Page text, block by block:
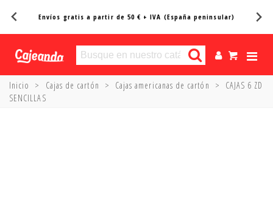
Envíos gratis a partir de 50 € + IVA (España peninsular)
Inicio > Cajas de cartón > Cajas americanas de cartón >
CAJAS 6 ZD
SENCILLAS